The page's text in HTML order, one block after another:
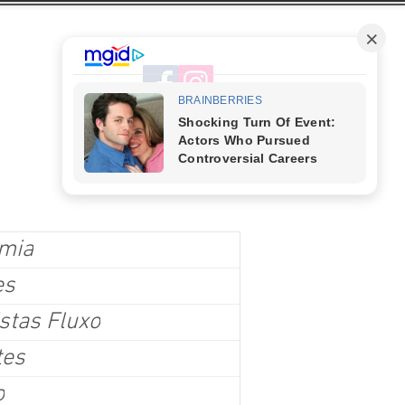
Fluxo